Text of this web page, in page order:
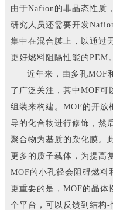
由于Nafion的非晶态性质
研究人员还需要开发
集中在混合膜上，以通过
更好燃料阻隔性能的PEM。
近年来，由多孔MOF
了广泛关注，其中MOF可
组装来构建。MOF的开放
导的化合物进行修饰，然
聚合物为基质的杂化膜。
更多的质子载体，为提高
MOF的小孔径会阻碍燃料
更重要的是，MOF的晶体
个平台，可以反馈到结构